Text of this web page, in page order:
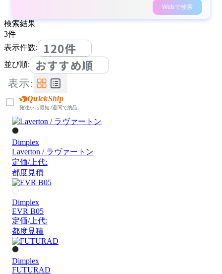
Webで検索
検索結果
3件
表示件数:
120件
並び順: おすすめ順
表示:
QuickShip
発注から最短2週間で納品
Dimplex
Laverton / ラヴァートン
定価/上代:
都度見積
Dimplex
EVR B05
定価/上代:
都度見積
Dimplex
FUTURAD